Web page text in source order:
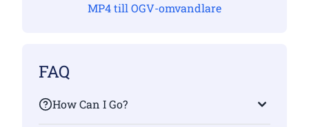
MP4 till OGV-omvandlare
FAQ
How Can I Go?